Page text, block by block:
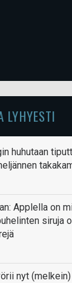
LYHYESTI
huhutaan
Applella on
siruja
nyt